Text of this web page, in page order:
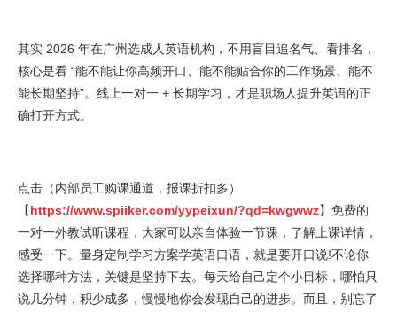
其实 2026 年在广州选成人英语机构，不用盲目追名气、看排名，
核心是看 “能不能让你高频开口、能不能贴合你的工作场景、能不
能长期坚持”。线上一对一 + 长期学习，才是职场人提升英语的正
确打开方式。
点击（内部员工购课通道，报课折扣多）
【https://www.spiiker.com/yypeixun/?qd=kwgwwz】免费的
一对一外教试听课程，大家可以亲自体验一节课，了解上课详情，
感受一下。量身定制学习方案学英语口语，就是要开口说!不论你
选择哪种方法，关键是坚持下去。每天给自己定个小目标，哪怕只
说几分钟，积少成多，慢慢地你会发现自己的进步。而且，别忘了